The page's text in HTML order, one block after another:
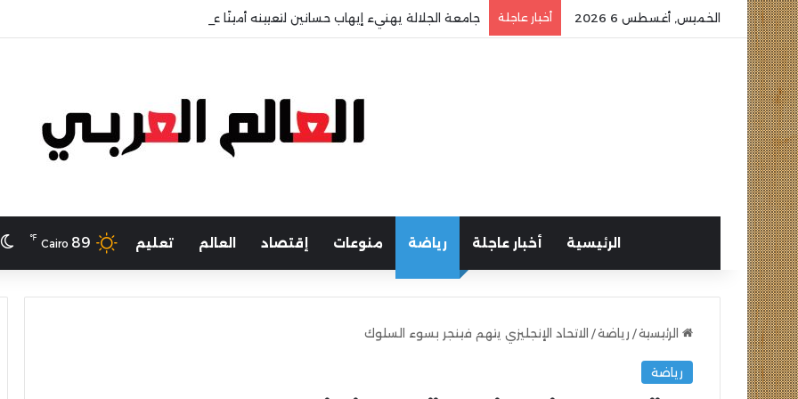
الخميس, أغسطس 6 2026 أخبار عاجلة جامعة الجلالة يهنيء إيهاب حسانين لتعيينه أمينًا عامًا لمجلس الجامعات الخاصة
الرئيسية أخبار عاجلة رياضة منوعات إقتصاد العالم تعليم Cairo 89
℉
الرئيسية/ رياضة/ الاتحاد الإنجليزي يتهم فينجر بسوء السلوك
رياضة